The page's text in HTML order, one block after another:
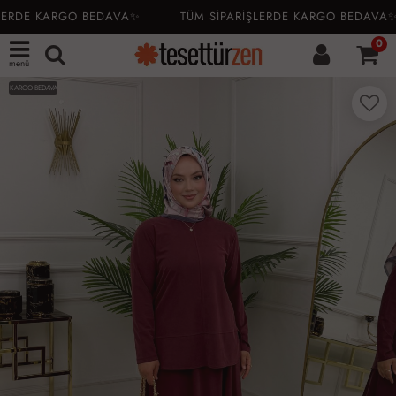
KARGO BEDAVA✨ TÜM SİPARİŞLERDE KARGO BEDAVA✨
menü
0
KARGO BEDAVA